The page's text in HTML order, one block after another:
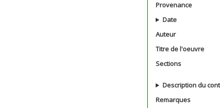
Provenance
Date
Auteur
Titre de l'oeuvre
Sections
Description du
Remarques